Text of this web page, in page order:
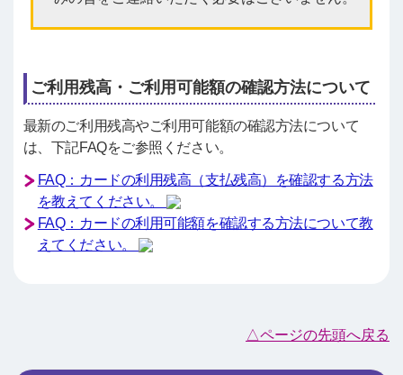
ご利用残高・ご利用可能額の確認方法について
最新のご利用残高やご利用可能額の確認方法について
は、下記FAQをご参照ください。
FAQ：カードの利用残高（支払残高）を確認する方法
を教えてください。
FAQ：カードの利用可能額を確認する方法について教
えてください。
△ページの先頭へ戻る